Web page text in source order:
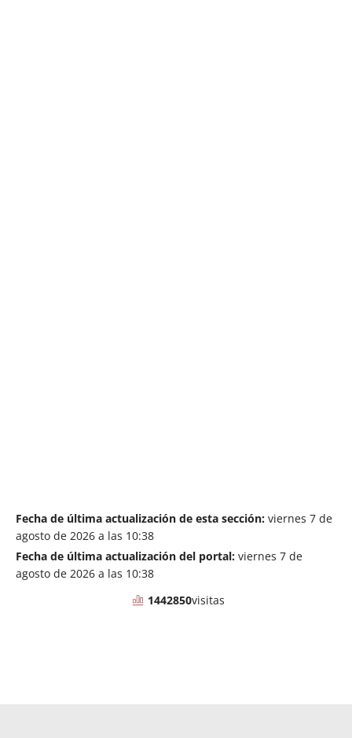
Fecha de última actualización de esta sección: viernes 7 de
agosto de 2026 a las 10:38
Fecha de última actualización del portal: viernes 7 de
agosto de 2026 a las 10:38
1442850visitas